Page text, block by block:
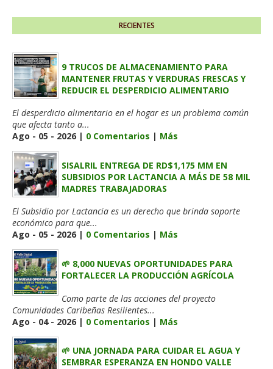
RECIENTES
9 TRUCOS DE ALMACENAMIENTO PARA
MANTENER FRUTAS Y VERDURAS FRESCAS Y
REDUCIR EL DESPERDICIO ALIMENTARIO
El desperdicio alimentario en el hogar es un problema común
que afecta tanto a...
Ago - 05 - 2026 | 0 Comentarios | Más
SISALRIL ENTREGA DE RD$1,175 MM EN
SUBSIDIOS POR LACTANCIA A MÁS DE 58 MIL
MADRES TRABAJADORAS
El Subsidio por Lactancia es un derecho que brinda soporte
económico para que...
Ago - 05 - 2026 | 0 Comentarios | Más
🌱 8,000 NUEVAS OPORTUNIDADES PARA
FORTALECER LA PRODUCCIÓN AGRÍCOLA
Como parte de las acciones del proyecto
Comunidades Caribeñas Resilientes...
Ago - 04 - 2026 | 0 Comentarios | Más
🌱 UNA JORNADA PARA CUIDAR EL AGUA Y
SEMBRAR ESPERANZA EN HONDO VALLE